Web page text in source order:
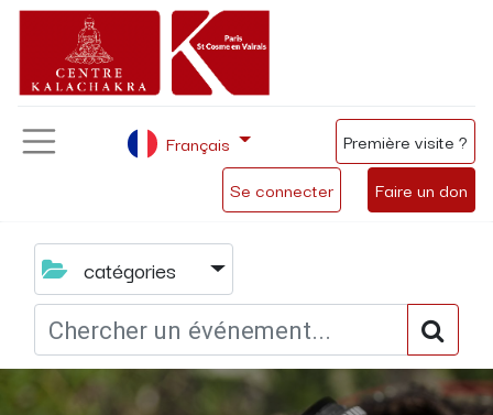
Se connecter Faire un don
Français Première visite ?
catégories